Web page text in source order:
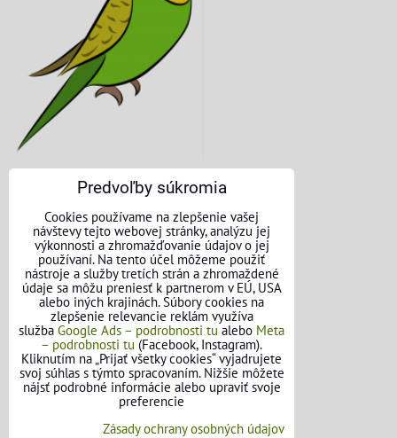
KONTAKTNÉ ÚDAJE
O nás
Kontakt
Požičovňa náradia
Názory našich zákazníkov
Mapa stránok
SLEDUJTE NÁS
Predvoľby súkromia
Cookies používame na zlepšenie vašej
návštevy tejto webovej stránky, analýzu jej
výkonnosti a zhromažďovanie údajov o jej
používaní. Na tento účel môžeme použiť
nástroje a služby tretích strán a zhromaždené
údaje sa môžu preniesť k partnerom v EÚ, USA
alebo iných krajinách. Súbory cookies na
zlepšenie relevancie reklám využíva
služba Google Ads – podrobnosti tu alebo Meta
– podrobnosti tu (Facebook, Instagram).
Kliknutím na „Prijať všetky cookies“ vyjadrujete
svoj súhlas s týmto spracovaním. Nižšie môžete
nájsť podrobné informácie alebo upraviť svoje
preferencie
Zásady ochrany osobných údajov